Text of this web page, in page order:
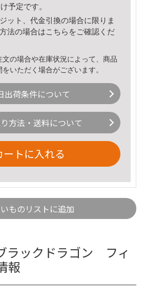
予定です。
ット、代金引換の場合に限りま
法の場合はこちら をご確認くだ
の場合や在庫状況によって、商品
いただく場合がございます。
出荷条件について
方法・送料について
ートに入れる
ものリストに追加
ラックドラゴン フィ
報